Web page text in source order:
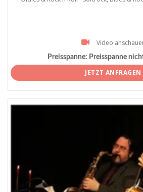
Video
Preisspanne: Preisspanne
JETZT ANFRAGEN